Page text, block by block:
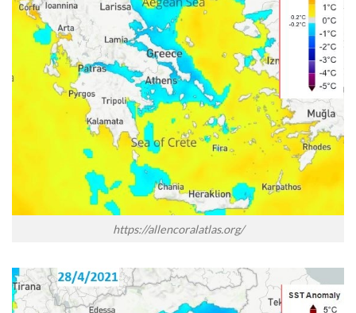
https://allencoralatlas.org/